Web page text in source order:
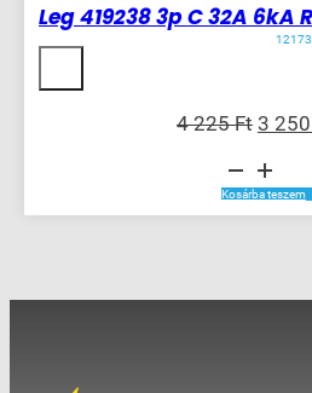
Leg 419238 3p C 32A 6kA
12173
4 225Ft
was:
4
225
3 250
419238
3p
C
32A
Kosárba teszem